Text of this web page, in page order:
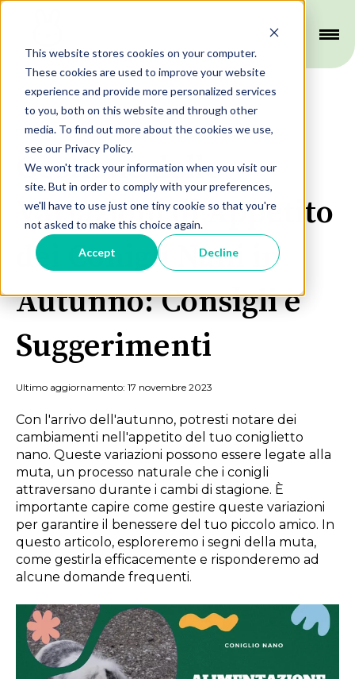
This website stores cookies on your computer.
These cookies are used to improve your website
experience and provide more personalized services
to you, both on this website and through other
media. To find out more about the cookies we use,
see our Privacy Policy.
We won't track your information when you visit our
site. But in order to comply with your preferences,
we'll have to use just one tiny cookie so that you're
not asked to make this choice again.
Accept Decline
Alimentazione
Gestione delle
Variazioni di Appetito
dei Conigli Nani in
Autunno: Consigli e
Suggerimenti
Ultimo aggiornamento: 17 novembre 2023
Con l'arrivo dell'autunno, potresti notare dei
cambiamenti nell'appetito del tuo coniglietto
nano. Queste variazioni possono essere legate alla
muta, un processo naturale che i conigli
attraversano durante i cambi di stagione. È
importante capire come gestire queste variazioni
per garantire il benessere del tuo piccolo amico. In
questo articolo, esploreremo i segni della muta,
come gestirla efficacemente e risponderemo ad
alcune domande frequenti.